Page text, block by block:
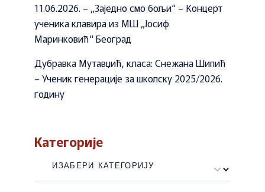
11.06.2026. – „Заједно смо бољи“ – Концерт
ученика клавира из МШ „Јосиф
Маринковић“ Београд
Дубравка Мутавџић, класа: Снежана Шипић
– Ученик генерације за школску 2025/2026.
годину
Категорије
Категорије